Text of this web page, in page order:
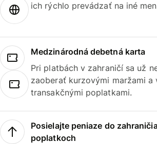
ich rýchlo prevádzať na iné
Medzinárodná debetná karta
Pri platbách v zahraničí sa už
zaoberať kurzovými maržami a
transakčnými poplatkami.
Posielajte peniaze do
poplatkoch